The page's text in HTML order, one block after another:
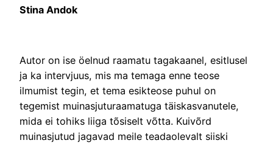
Stina Andok
Autor on ise öelnud raamatu tagakaanel, esitlusel
ja ka intervjuus, mis ma temaga enne teose
ilmumist tegin, et tema esikteose puhul on
tegemist muinasjuturaamatuga täiskasvanutele,
mida ei tohiks liiga tõsiselt võtta. Kuivõrd
muinasjutud jagavad meile teadaolevalt siiski